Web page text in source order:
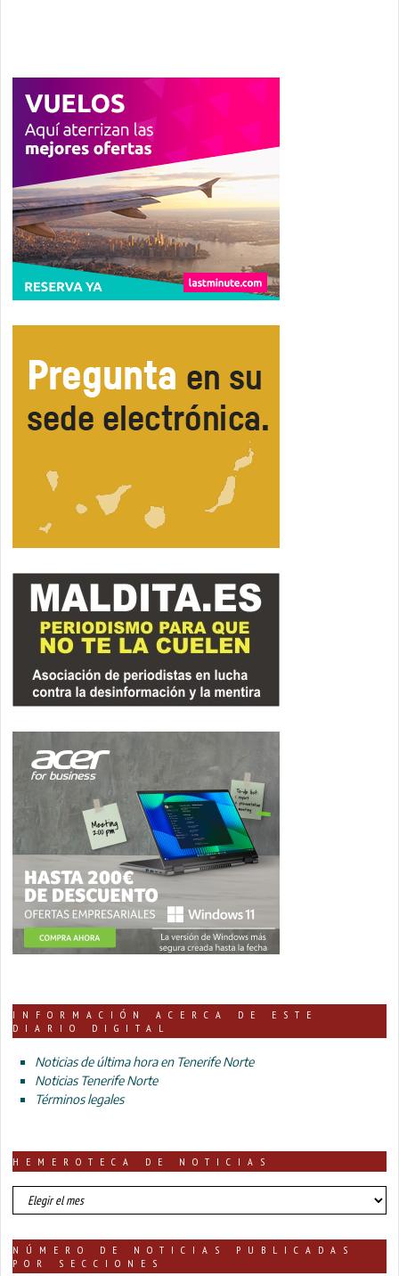
INFORMACIÓN ACERCA DE ESTE
DIARIO DIGITAL
Noticias de última hora en Tenerife Norte
Noticias Tenerife Norte
Términos legales
HEMEROTECA DE NOTICIAS
HEMEROTECA
DE
NÚMERO DE NOTICIAS PUBLICADAS
POR SECCIONES